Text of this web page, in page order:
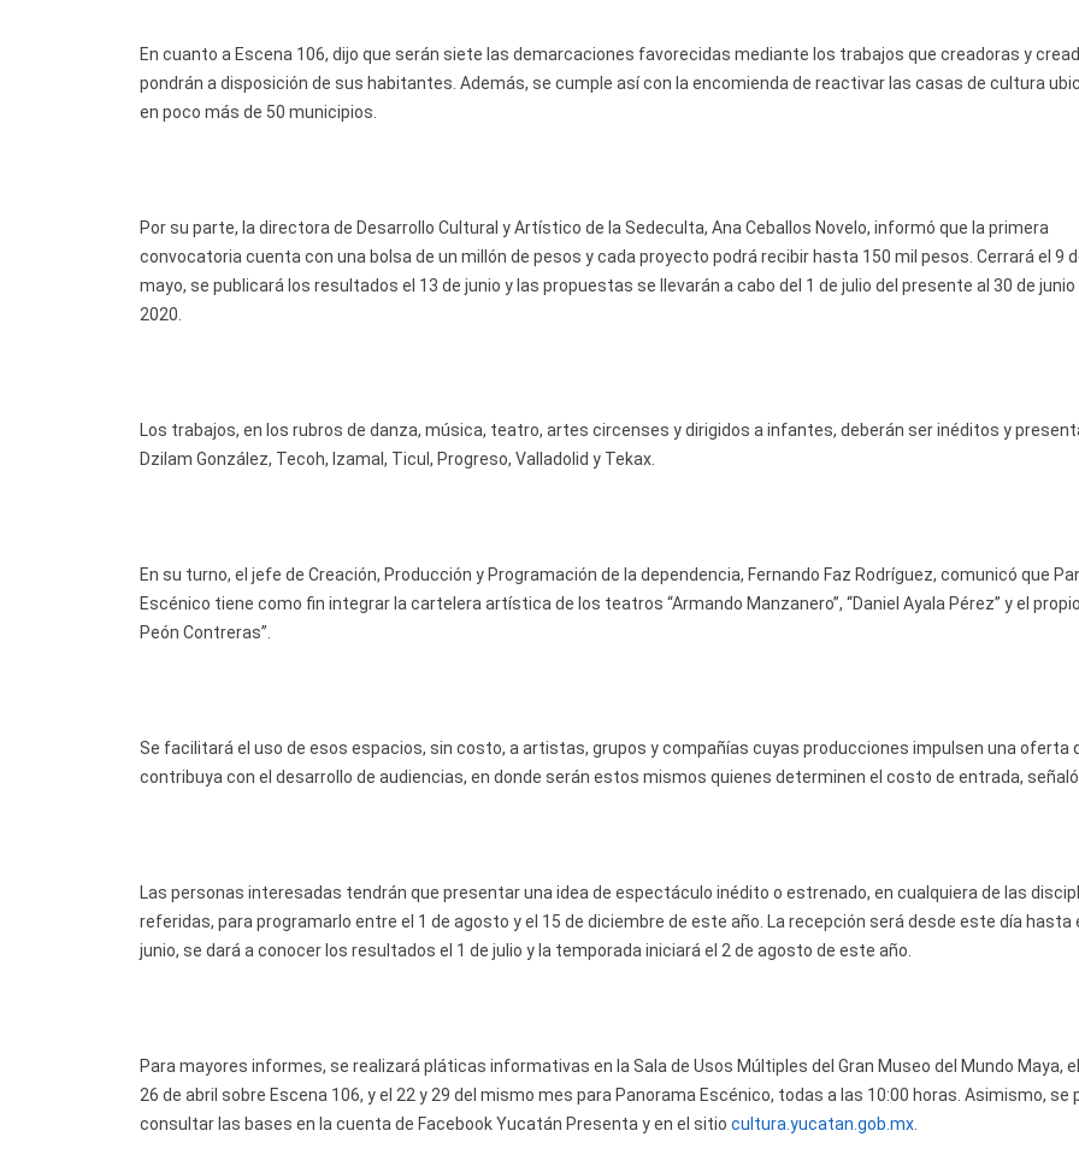
En cuanto a Escena 106, dijo que serán siete las demarcaciones favorecidas mediante los trabajos que creadoras y
pondrán a disposición de sus habitantes. Además, se cumple así con la encomienda de reactivar las casas de cultura
en poco más de 50 municipios.
Por su parte, la directora de Desarrollo Cultural y Artístico de la Sedeculta, Ana Ceballos Novelo, informó que la primera
convocatoria cuenta con una bolsa de un millón de pesos y cada proyecto podrá recibir hasta 150 mil pesos. Cerrará el 9
mayo, se publicará los resultados el 13 de junio y las propuestas se llevarán a cabo del 1 de julio del presente al 30 de junio
2020.
Los trabajos, en los rubros de danza, música, teatro, artes circenses y dirigidos a infantes, deberán ser inéditos y
Dzilam González, Tecoh, Izamal, Ticul, Progreso, Valladolid y Tekax.
En su turno, el jefe de Creación, Producción y Programación de la dependencia, Fernando Faz Rodríguez, comunicó que
Escénico tiene como fin integrar la cartelera artística de los teatros “Armando Manzanero”, “Daniel Ayala Pérez” y el
Peón Contreras”.
Se facilitará el uso de esos espacios, sin costo, a artistas, grupos y compañías cuyas producciones impulsen una oferta
contribuya con el desarrollo de audiencias, en donde serán estos mismos quienes determinen el costo de entrada, señaló.
Las personas interesadas tendrán que presentar una idea de espectáculo inédito o estrenado, en cualquiera de las
referidas, para programarlo entre el 1 de agosto y el 15 de diciembre de este año. La recepción será desde este día hasta
junio, se dará a conocer los resultados el 1 de julio y la temporada iniciará el 2 de agosto de este año.
Para mayores informes, se realizará pláticas informativas en la Sala de Usos Múltiples del Gran Museo del Mundo Maya,
26 de abril sobre Escena 106, y el 22 y 29 del mismo mes para Panorama Escénico, todas a las 10:00 horas. Asimismo, se
consultar las bases en la cuenta de Facebook Yucatán Presenta y en el sitio cultura.yucatan.gob.mx